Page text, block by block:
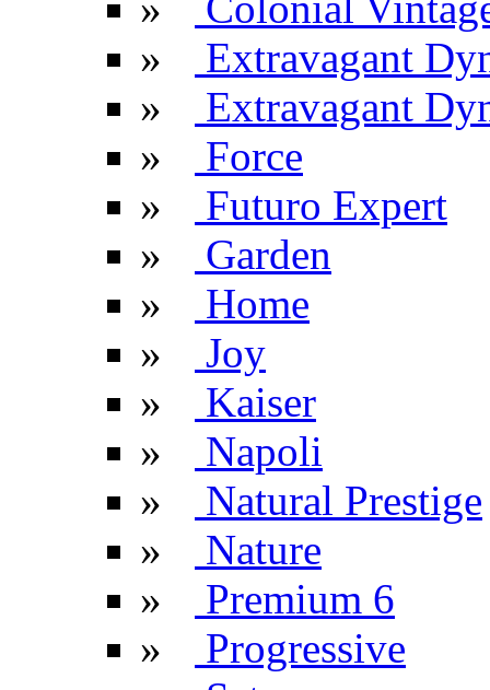
»
Extravagant
»
Extravagant
»
Force
»
Futuro Expert
»
Garden
»
Home
»
Joy
»
Kaiser
»
Napoli
»
Natural Prestige
»
Nature
»
Premium 6
»
Progressive